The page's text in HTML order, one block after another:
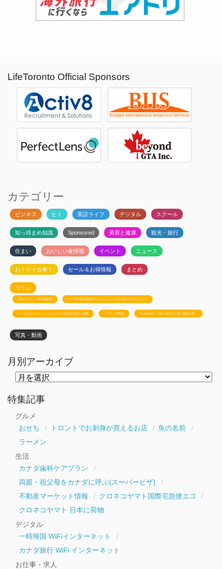
LifeToronto Official Sponsors
カテゴリー
ビジネス ヒト 英語ライフ デジタル スクール
知っ得まめ知識 Sponsored 美容と健康 観光・旅行
住まい おいしい食情報 イベント ニュース
お！イイ仕事！ セール＆お得情報 まとめ
コラム
JSSのトロント生活相談室 カナダ政府公認移民コンサルタント白石有紀のビザニュース
メープルエデュケーションのカナダ留学お役立ち情報 トロント不動産 Ayudanteの「GA4: 基本から学ぶ最新分析」
写真・動画
月別アーカイブ
ー
カ
特集記事
グルメ
おせち
トロントでお刺身が買えるお店
魚の名前
ラーメン
生活
カナダ歯科ケアプラン
両親・祖父母をカナダに呼ぶ(スーパービザ)
不動産マーケット情報
クロネコヤマト国際宅急便エコ
クロネコヤマト 日本に荷物
デジタル
一時帰国 WiFiインターネット
カナダ旅行 WiFi インターネット
お仕事・求人